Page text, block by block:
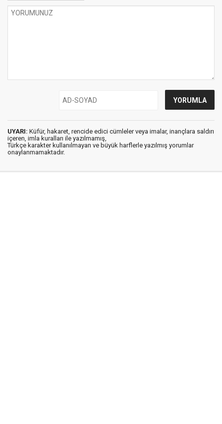
UYARI: Küfür, hakaret, rencide edici cümleler veya imalar, inançlara saldırı
içeren, imla kuralları ile yazılmamış,
Türkçe karakter kullanılmayan ve büyük harflerle yazılmış yorumlar
onaylanmamaktadır.